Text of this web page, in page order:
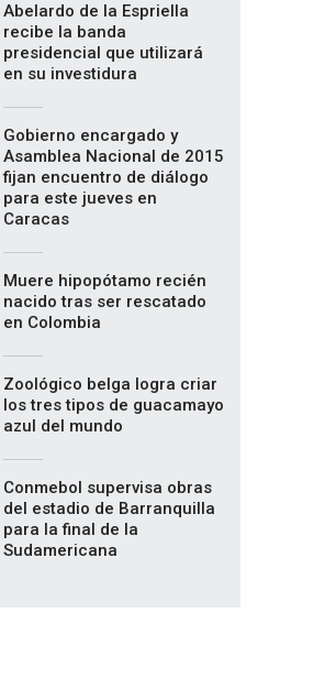
Abelardo de la Espriella
recibe la banda
presidencial que utilizará
en su investidura
Gobierno encargado y
Asamblea Nacional de 2015
fijan encuentro de diálogo
para este jueves en
Caracas
Muere hipopótamo recién
nacido tras ser rescatado
en Colombia
Zoológico belga logra criar
los tres tipos de guacamayo
azul del mundo
Conmebol supervisa obras
del estadio de Barranquilla
para la final de la
Sudamericana